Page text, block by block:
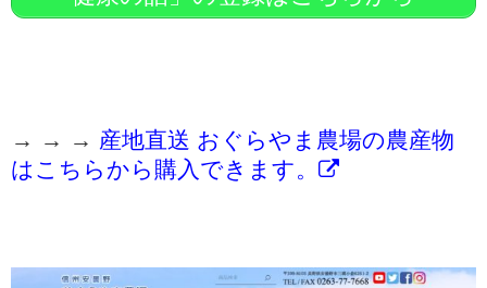
→ → → 産地直送 おぐらやま農場の農産物
はこちらから購入できます。